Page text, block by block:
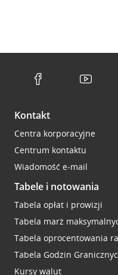
Kontakt
Centra korporacyjne
Centrum kontaktu
Wiadomość e-mail
Tabele i notowania
Tabela opłat i prowizji
Tabela marż
Tabela oprocentowania
Tabela Godzin
Kursy walut